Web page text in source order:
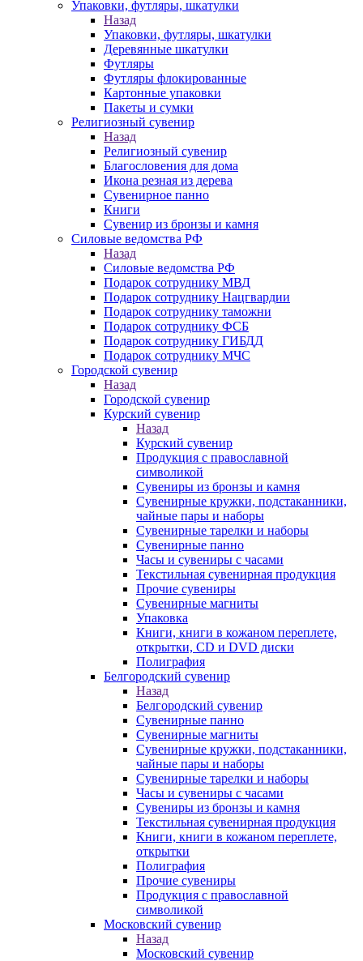
Упаковки, футляры, шкатулки
Назад
Упаковки, футляры, шкатулки
Деревянные шкатулки
Футляры
Футляры флокированные
Картонные упаковки
Пакеты и сумки
Религиозный сувенир
Назад
Религиозный сувенир
Благословения для дома
Икона резная из дерева
Сувенирное панно
Книги
Сувенир из бронзы и камня
Силовые ведомства РФ
Назад
Силовые ведомства РФ
Подарок сотруднику МВД
Подарок сотруднику Нацгвардии
Подарок сотруднику таможни
Подарок сотруднику ФСБ
Подарок сотруднику ГИБДД
Подарок сотруднику МЧС
Городской сувенир
Назад
Городской сувенир
Курский сувенир
Назад
Курский сувенир
Продукция с православной
символикой
Сувениры из бронзы и камня
Сувенирные кружки, подстаканники,
чайные пары и наборы
Сувенирные тарелки и наборы
Сувенирные панно
Часы и сувениры с часами
Текстильная сувенирная продукция
Прочие сувениры
Сувенирные магниты
Упаковка
Книги, книги в кожаном переплете,
открытки, CD и DVD диски
Полиграфия
Белгородский сувенир
Назад
Белгородский сувенир
Сувенирные панно
Сувенирные магниты
Сувенирные кружки, подстаканники,
чайные пары и наборы
Сувенирные тарелки и наборы
Часы и сувениры с часами
Сувениры из бронзы и камня
Текстильная сувенирная продукция
Книги, книги в кожаном переплете,
открытки
Полиграфия
Прочие сувениры
Продукция с православной
символикой
Московский сувенир
Назад
Московский сувенир